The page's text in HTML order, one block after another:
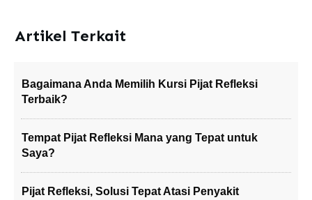
Artikel Terkait
Bagaimana Anda Memilih Kursi Pijat Refleksi
Terbaik?
Tempat Pijat Refleksi Mana yang Tepat untuk
Saya?
Pijat Refleksi, Solusi Tepat Atasi Penyakit